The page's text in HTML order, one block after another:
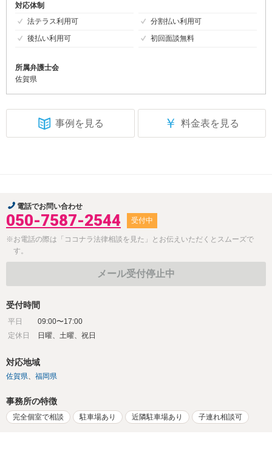
対応体制
法テラス利用可
分割払い利用可
後払い利用可
初回面談無料
所属弁護士会
佐賀県
事例を見る ￥ 料金表を見る
電話でお問い合わせ
050-7587-2544 受付中
※お電話の際は「ココナラ法律相談を見た」とお伝えいただくとスムーズで
す。
メール受付停止中
受付時間
平日
09:00〜17:00
定休日
日曜、土曜、祝日
対応地域
佐賀県 福岡県
事務所の特徴
完全個室で相談 駐車場あり 近隣駐車場あり 子連れ相談可